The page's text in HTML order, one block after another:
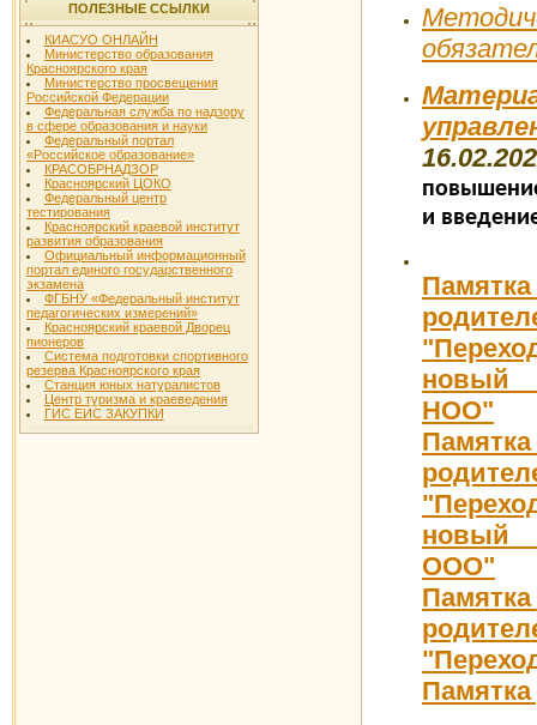
ПОЛЕЗНЫЕ ССЫЛКИ
КИАСУО ОНЛАЙН
Министерство образования
Красноярского края
Министерство просвещения
Российской Федерации
Федеральная служба по надзору
в сфере образования и науки
Федеральный портал
«Российское образование»
КРАСОБРНАДЗОР
Красноярский ЦОКО
Федеральный центр
тестирования
Красноярский краевой институт
развития образования
Официальный информационный
портал единого государственного
экзамена
ФГБНУ «Федеральный институт
педагогических измерений»
Красноярский краевой Дворец
пионеров
Система подготовки спортивного
резерва Красноярского края
Станция юных натуралистов
Центр туризма и краеведения
ГИС ЕИС ЗАКУПКИ
и
НОО"
ООО"